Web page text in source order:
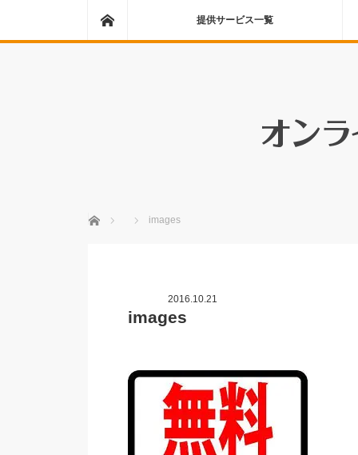
提供サービス一覧
ホーム images
2016.10.21
images